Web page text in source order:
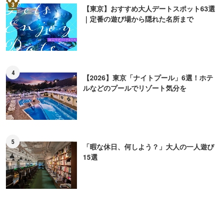
3
【東京】おすすめ大人デートスポット63選
｜定番の遊び場から隠れた名所まで
4
【2026】東京「ナイトプール」6選！ホテ
ルなどのプールでリゾート気分を
5
「暇な休日、何しよう？」大人の一人遊び
15選